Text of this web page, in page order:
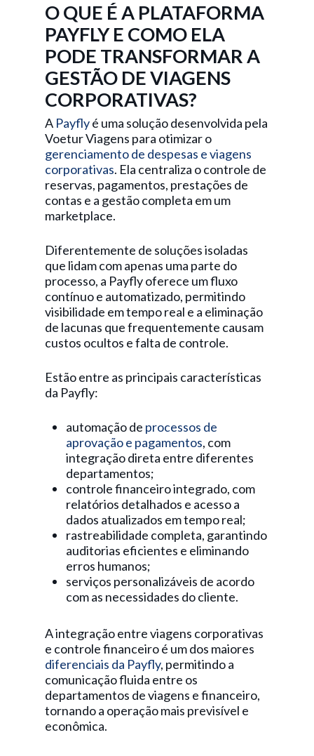
O QUE É A PLATAFORMA
PAYFLY E COMO ELA
PODE TRANSFORMAR A
GESTÃO DE VIAGENS
CORPORATIVAS?
A Payflyé uma solução desenvolvida pela
Voetur Viagens para otimizar o
gerenciamento de despesas e viagens
corporativas. Ela centraliza o controle de
reservas, pagamentos, prestações de
contas e a gestão completa em um
marketplace.
Diferentemente de soluções isoladas
que lidam com apenas uma parte do
processo, a Payfly oferece um fluxo
contínuo e automatizado, permitindo
visibilidade em tempo real e a eliminação
de lacunas que frequentemente causam
custos ocultos e falta de controle.
Estão entre as principais características
da Payfly:
automação de processos de
aprovação e pagamentos, com
integração direta entre diferentes
departamentos;
controle financeiro integrado, com
relatórios detalhados e acesso a
dados atualizados em tempo real;
rastreabilidade completa, garantindo
auditorias eficientes e eliminando
erros humanos;
serviços personalizáveis de acordo
com as necessidades do cliente.
A integração entre viagens corporativas
e controle financeiro é um dos maiores
diferenciais da Payfly, permitindo a
comunicação fluida entre os
departamentos de viagens e financeiro,
tornando a operação mais previsível e
econômica.